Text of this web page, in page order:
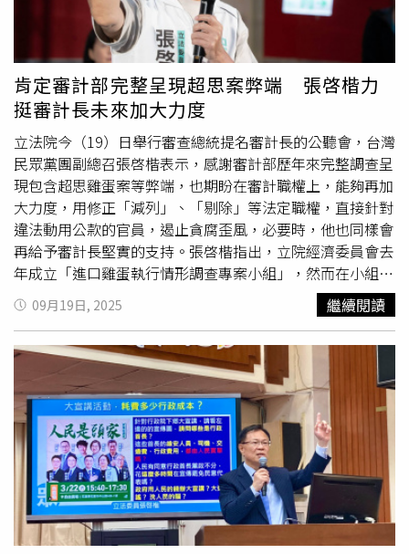
肯定審計部完整呈現超思案弊端 張啓楷力
挺審計長未來加大力度
立法院今（19）日舉行審查總統提名審計長的公聽會，台灣
民眾黨團副總召張啓楷表示，感謝審計部歷年來完整調查呈
現包含超思雞蛋案等弊端，也期盼在審計職權上，能夠再加
大力度，用修正「減列」、「剔除」等法定職權，直接針對
違法動用公款的官員，遏止貪腐歪風，必要時，他也同樣會
再給予審計長堅實的支持。張啓楷指出，立院經濟委員會去
年成立「進口雞蛋執行情形調查專案小組」，然而在小組成
立後第八天，憲法法庭就祭出暫時處分，幾天後又宣告國會
改革絕大部分條文違憲，調查小組法源也被宣告無效，形同
大法官公然護航超思弊案。張啓楷續指，在其他監督管道受
限下，審計部成為關鍵力量，依《決算法》，審計部可以修
正改列「保留數」、「減列數」或「剔除數」，並非只能移
送檢調或監察院。若被列減列數，機關就要想辦法追回款
項；至於剔除數則是審計機關發給用錢機關，明確匡列需要
繳回款項的具體官員及數額。張啓楷說，監察院於今年3月
審查通過彈劾畜牧司前司長張經緯，北檢則直到8月才起訴
超思公司秦語喬、吳諭非及畜產會前專員吳俊達，並沒收或
追徵被告6千萬餘元。然而這些人都不是重要官員，且畜產
會、農業部主管官員都不用賠錢，他們當然不會怕。張啓楷
09月19日, 2025 繼續閱讀